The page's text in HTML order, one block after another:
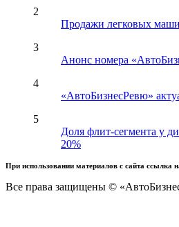
2
Продажи легковых
3
Анонс номера
4
«АвтоБизнесРевю»
5
Доля флит-сегмента у
20%
При использовании материалов с сайта ссылка
Все права защищены ©